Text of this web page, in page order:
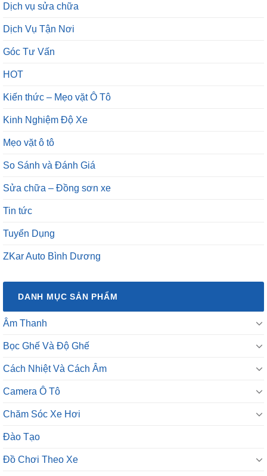
Dịch vụ sửa chữa
Dịch Vụ Tận Nơi
Góc Tư Vấn
HOT
Kiến thức – Mẹo vặt Ô Tô
Kinh Nghiệm Độ Xe
Mẹo vặt ô tô
So Sánh và Đánh Giá
Sửa chữa – Đồng sơn xe
Tin tức
Tuyển Dụng
ZKar Auto Bình Dương
DANH MỤC SẢN PHẨM
Âm Thanh
Bọc Ghế Và Độ Ghế
Cách Nhiệt Và Cách Âm
Camera Ô Tô
Chăm Sóc Xe Hơi
Đào Tạo
Đồ Chơi Theo Xe